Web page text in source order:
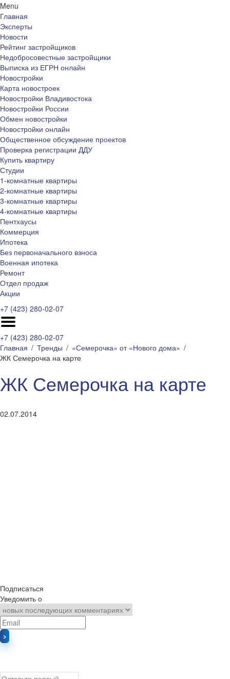
Menu
Главная
Эксперты
Новости
Рейтинг застройщиков
Недобросовестные застройщики
Выписка из ЕГРН онлайн
Новостройки
Карта новостроек
Новостройки Владивостока
Новостройки России
Обмен новостройки
Новостройки онлайн
Общественное обсуждение проектов
Проверка регистрации ДДУ
Купить квартиру
Студии
1-комнатные квартиры
2-комнатные квартиры
3-комнатные квартиры
4-комнатные квартиры
Пентхаусы
Коммерция
Ипотека
Без первоначального взноса
Военная ипотека
Ремонт
Отдел продаж
Акции
+7 (423) 280-02-07
+7 (423) 280-02-07
Главная
Тренды
«Семерочка» от «Нового дома»
ЖК Семерочка на карте
ЖК Семерочка на карте
02.07.2014
Подписаться
Уведомить о